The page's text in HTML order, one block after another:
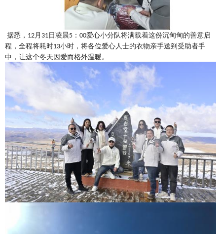
据悉， 12 月 31日凌晨5 ： 00爱心小分队将满载着这份沉甸甸的善意启
程， 全程将耗时13小时，将各位爱心人士的衣物亲手送到受助者手
中，让这个冬天因爱而格外温暖。